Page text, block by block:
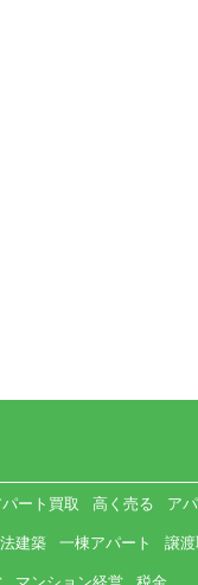
パート買取 高く売る ア
建築 一棟アパート 譲